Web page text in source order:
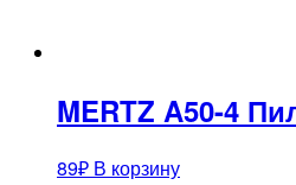
MERTZ A50-4
89₽ В корзину